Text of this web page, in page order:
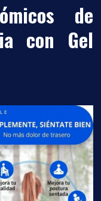
de
con Gel